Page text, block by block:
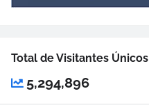
Total de Visitantes Únicos
5,294,896